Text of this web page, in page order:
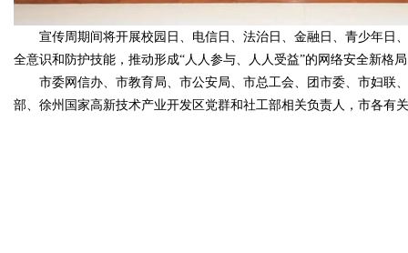
宣传周期间将开展校园日、电信日、法治日、金融日、青少年日
全意识和防护技能，推动形成“人人参与、人人受益”的网络安全新格
市委网信办、市教育局、市公安局、市总工会、团市委、市妇联
部、徐州国家高新技术产业开发区党群和社工部相关负责人，市各有